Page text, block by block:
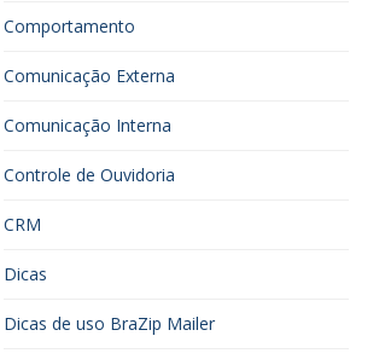
Comportamento
Comunicação Externa
Comunicação Interna
Controle de Ouvidoria
CRM
Dicas
Dicas de uso BraZip Mailer